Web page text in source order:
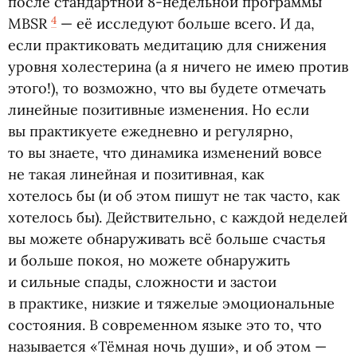
MBSR 4 — её исследуют больше всего. И да,
если практиковать медитацию для снижения
уровня холестерина (а я ничего не имею против
этого!), то возможно, что вы будете отмечать
линейные позитивные изменения. Но если
вы практикуете ежедневно и регулярно,
то вы знаете, что динамика изменений вовсе
не такая линейная и позитивная, как
хотелось бы (и об этом пишут не так часто, как
хотелось бы). Действительно, с каждой неделей
вы можете обнаруживать всё больше счастья
и больше покоя, но можете обнаружить
и сильные спады, сложности и застои
в практике, низкие и тяжелые эмоциональные
состояния. В современном языке это то, что
называется «Тёмная ночь души», и об этом —